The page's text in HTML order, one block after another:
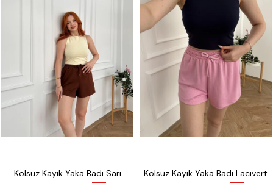
Kolsuz Kayık Yaka Badi Sarı Kolsuz Kayık Yaka Badi Lacivert